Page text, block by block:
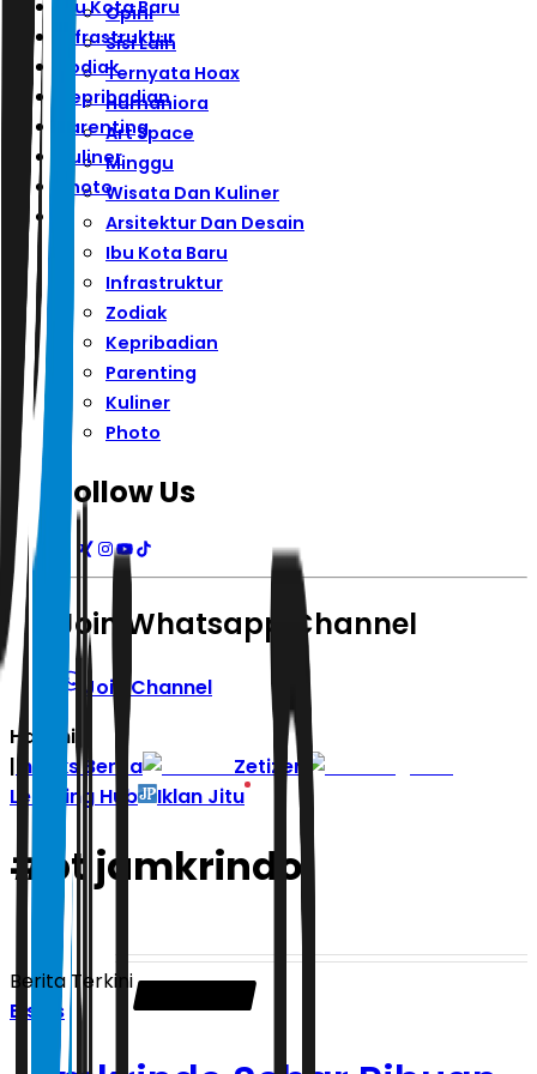
Ibu Kota Baru
Infrastruktur
Zodiak
Kepribadian
Parenting
Kuliner
Photo
Opini
Sisi Lain
Ternyata Hoax
Humaniora
Art Space
Minggu
Wisata Dan Kuliner
Arsitektur Dan Desain
Ibu Kota Baru
Infrastruktur
Zodiak
Kepribadian
Parenting
Kuliner
Photo
Follow Us
Join Whatsapp Channel
Join Channel
Hari ini
| Indeks Berita
Zetizen
Learning Hub
Iklan Jitu
# pt jamkrindo
Berita Terkini
Bisnis